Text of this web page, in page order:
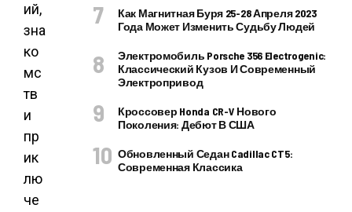
ий,
зна
ко
мс
тв
и
пр
ик
лю
че
Как Магнитная Буря 25-28 Апреля 2023
Года Может Изменить Судьбу Людей
Электромобиль Porsche 356 Electrogenic:
Классический Кузов И Современный
Электропривод
Кроссовер Honda CR-V Нового
Поколения: Дебют В США
Обновленный Седан Cadillac CT5:
Современная Классика